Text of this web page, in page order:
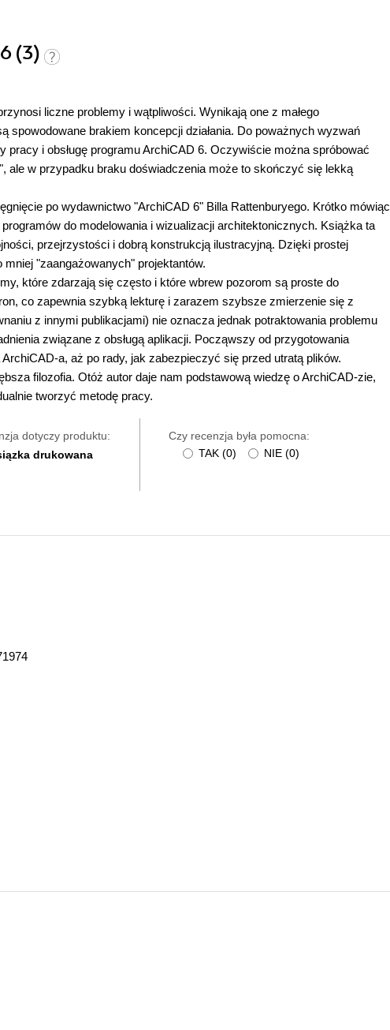
(3)
liczne problemy i wątpliwości. Wynikają one z małego
spowodowane brakiem koncepcji działania. Do poważnych wyzwań
pracy i obsługę programu ArchiCAD 6. Oczywiście można spróbować
ale w przypadku braku doświadczenia może to skończyć się lekką
po wydawnictwo "ArchiCAD 6" Billa Rattenburyego. Krótko mówiąc
do modelowania i wizualizacji architektonicznych. Książka ta
przejrzystości i dobrą konstrukcją ilustracyjną. Dzięki prostej
"zaangażowanych" projektantów.
które zdarzają się często i które wbrew pozorom są proste do
co zapewnia szybką lekturę i zarazem szybsze zmierzenie się z
z innymi publikacjami) nie oznacza jednak potraktowania problemu
związane z obsługą aplikacji. Począwszy od przygotowania
a, aż po rady, jak zabezpieczyć się przed utratą plików.
filozofia. Otóż autor daje nam podstawową wiedzę o ArchiCAD-zie,
tworzyć metodę pracy.
dotyczy produktu:
drukowana
Czy recenzja była pomocna:
TAK (0) NIE (0)